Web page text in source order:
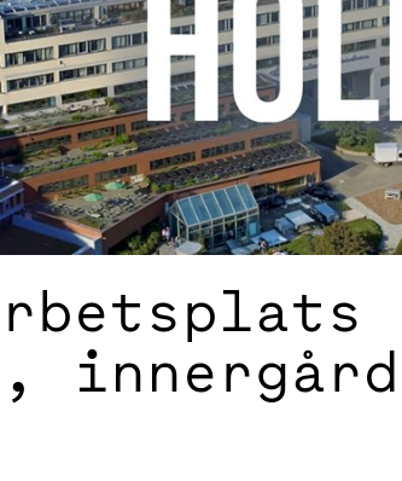
innergård